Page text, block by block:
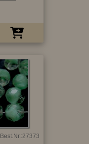
Best.Nr.:27373